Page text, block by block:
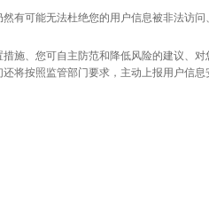
有可能无法杜绝您的用户信息被非法访
施、您可自主防范和降低风险的建议、
将按照监管部门要求，主动上报用户信